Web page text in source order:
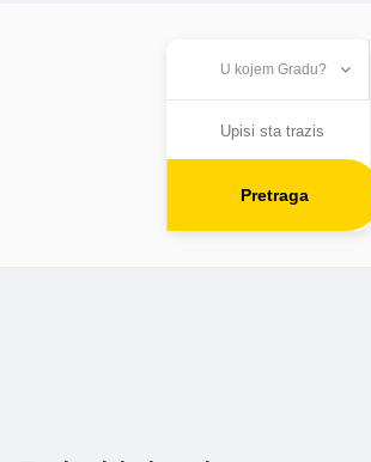
Pretraga